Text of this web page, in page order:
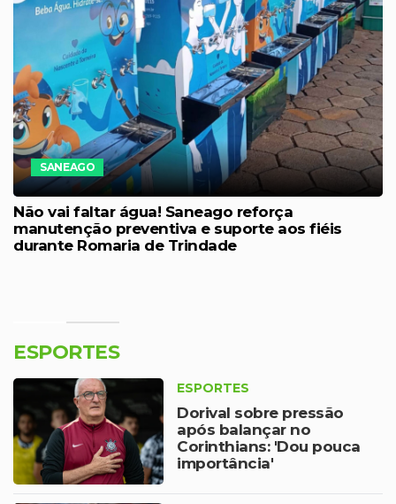
SANEAGO
Não vai faltar água! Saneago reforça
manutenção preventiva e suporte aos fiéis
durante Romaria de Trindade
ESPORTES
ESPORTES
Dorival sobre pressão
após balançar no
Corinthians: 'Dou pouca
importância'